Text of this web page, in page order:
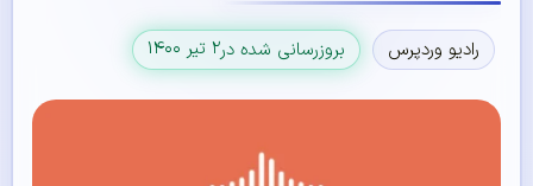
رادیو وردپرس بروزرسانی شده در۲ تیر ۱۴۰۰